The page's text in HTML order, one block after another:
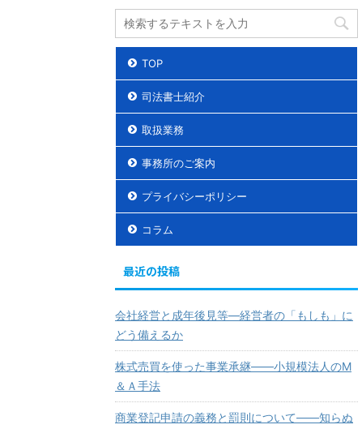
TOP
司法書士紹介
取扱業務
事務所のご案内
プライバシーポリシー
コラム
最近の投稿
会社経営と成年後見等―経営者の「もしも」に
どう備えるか
株式売買を使った事業承継――小規模法人のМ
＆Ａ手法
商業登記申請の義務と罰則について――知らぬ